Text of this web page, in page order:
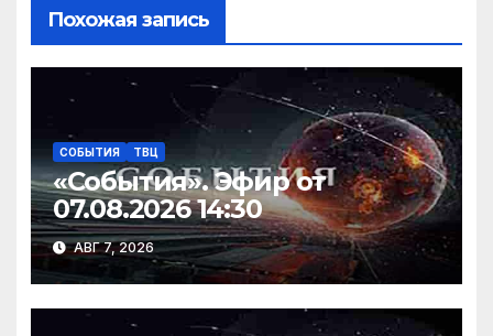
s
s
ni
ki
т
ь
Похожая запись
СОБЫТИЯ ТВЦ
«События». Эфир от
07.08.2026 14:30
АВГ 7, 2026